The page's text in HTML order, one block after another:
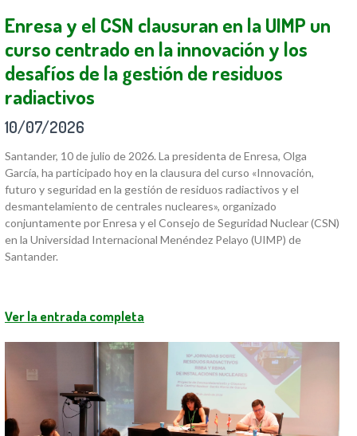
Enresa y el CSN clausuran en la UIMP un
curso centrado en la innovación y los
desafíos de la gestión de residuos
radiactivos
10/07/2026
Santander, 10 de julio de 2026. La presidenta de Enresa, Olga
García, ha participado hoy en la clausura del curso «Innovación,
futuro y seguridad en la gestión de residuos radiactivos y el
desmantelamiento de centrales nucleares», organizado
conjuntamente por Enresa y el Consejo de Seguridad Nuclear (CSN)
en la Universidad Internacional Menéndez Pelayo (UIMP) de
Santander.
Ver la entrada completa